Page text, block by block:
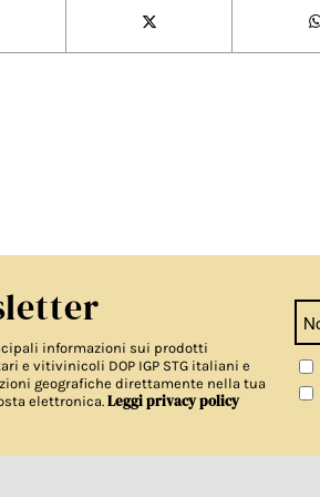
informazioni sui prodotti
e vitivinicoli DOP IGP STG italiani e
geografiche direttamente nella tua
elettronica. Leggi privacy policy